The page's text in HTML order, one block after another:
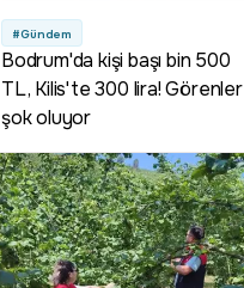
#Gündem
Bodrum'da kişi başı bin 500
TL, Kilis'te 300 lira! Görenler
şok oluyor